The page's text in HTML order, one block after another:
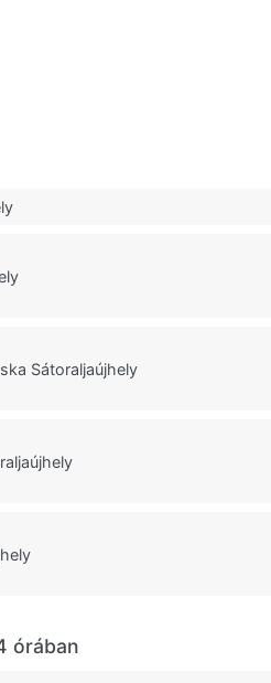
Sátoraljaújhely
órában